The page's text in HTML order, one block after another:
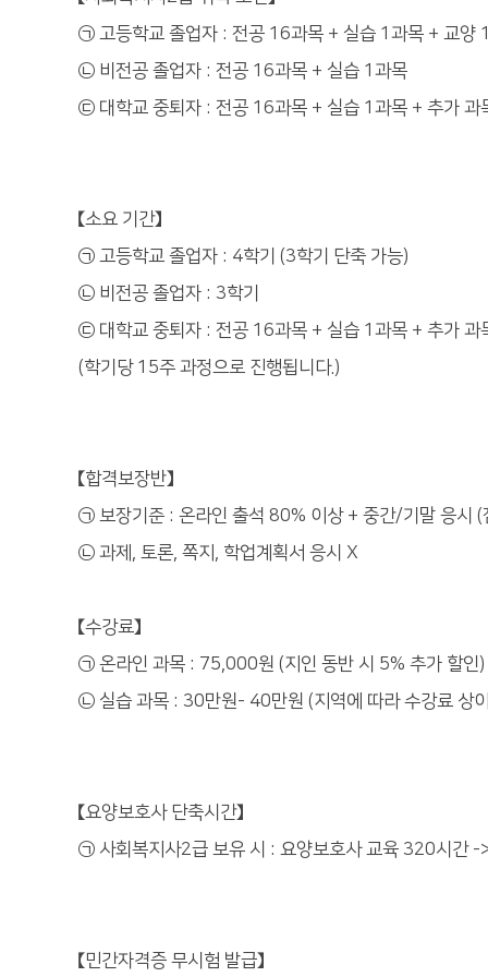
㉠ 고등학교 졸업자 : 전공 16과목 + 실습 1과목 + 교양
㉡ 비전공 졸업자 : 전공 16과목 + 실습 1과목
㉢ 대학교 중퇴자 : 전공 16과목 + 실습 1과목 + 추가 과
【소요 기간】
㉠ 고등학교 졸업자 : 4학기 (3학기 단축 가능)
㉡ 비전공 졸업자 : 3학기
㉢ 대학교 중퇴자 : 전공 16과목 + 실습 1과목 + 추가 과
(학기당 15주 과정으로 진행됩니다.)
【합격보장반】
㉠ 보장기준 : 온라인 출석 80% 이상 + 중간/기말 응시 (
㉡ 과제, 토론, 쪽지, 학업계획서 응시 X
【수강료】
㉠ 온라인 과목 : 75,000원 (지인 동반 시 5% 추가 할인)
㉡ 실습 과목 : 30만원- 40만원 (지역에 따라 수강료 상
【요양보호사 단축시간】
㉠ 사회복지사2급 보유 시 : 요양보호사 교육 320시간 -
【민간자격증 무시험 발급】